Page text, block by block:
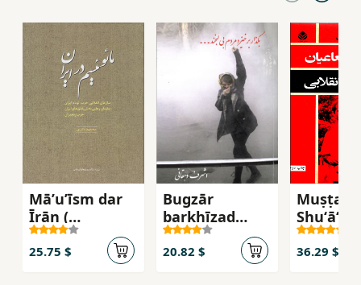
Māʼuʼīsm dar
Īrān (
muṭālaʻāt-i
sīyāsī )
25.75 $
Bugzār
barkhīzad
mardum-i bī
labkhand...
20.82 $
Muṣṭafá
anqalābī
36.29 $